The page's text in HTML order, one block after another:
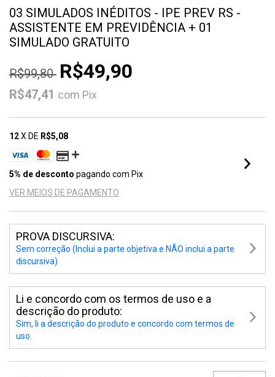
03 SIMULADOS INÉDITOS - IPE PREV RS -
ASSISTENTE EM PREVIDÊNCIA + 01
SIMULADO GRATUITO
R$99,80 R$49,90
R$47,41 com Pix
12X DE R$5,08
5% de desconto pagando com Pix
VER MEIOS DE PAGAMENTO
PROVA DISCURSIVA:
Sem correção (Inclui a parte objetiva e NÃO inclui a parte
discursiva)
Li e concordo com os termos de uso e a
descrição do produto:
Sim, li a descrição do produto e concordo com termos de
uso.